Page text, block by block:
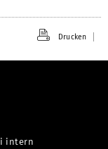
Drucken
intern